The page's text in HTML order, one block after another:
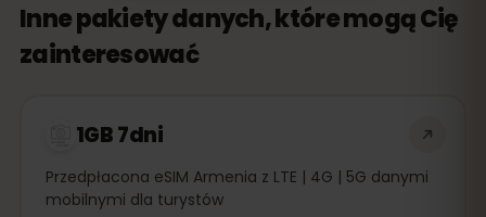
Inne pakiety danych, które mogą Cię
zainteresować
1GB 7dni
Przedpłacona eSIM Armenia z LTE | 4G | 5G danymi
mobilnymi dla turystów